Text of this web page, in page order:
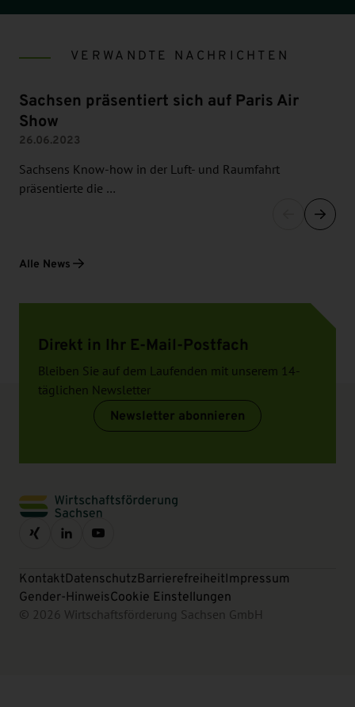
VERWANDTE NACHRICHTEN
Sachsen präsentiert sich auf Paris Air
Show
26.06.2023
Sachsens Know-how in der Luft- und Raumfahrt
präsentierte die …
Alle News
Direkt in Ihr E-Mail-Postfach
Bleiben Sie auf dem Laufenden mit unserem 14-
täglichen Newsletter
Newsletter abonnieren
KontaktDatenschutzBarrierefreiheitImpressum
Gender-HinweisCookie Einstellungen
© 2026 Wirtschaftsförderung Sachsen GmbH